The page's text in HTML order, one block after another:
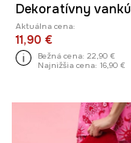
Aktuálna cena:
11,90 €
Bežná cena: 22,90 €
Najnižšia cena: 16,90 €